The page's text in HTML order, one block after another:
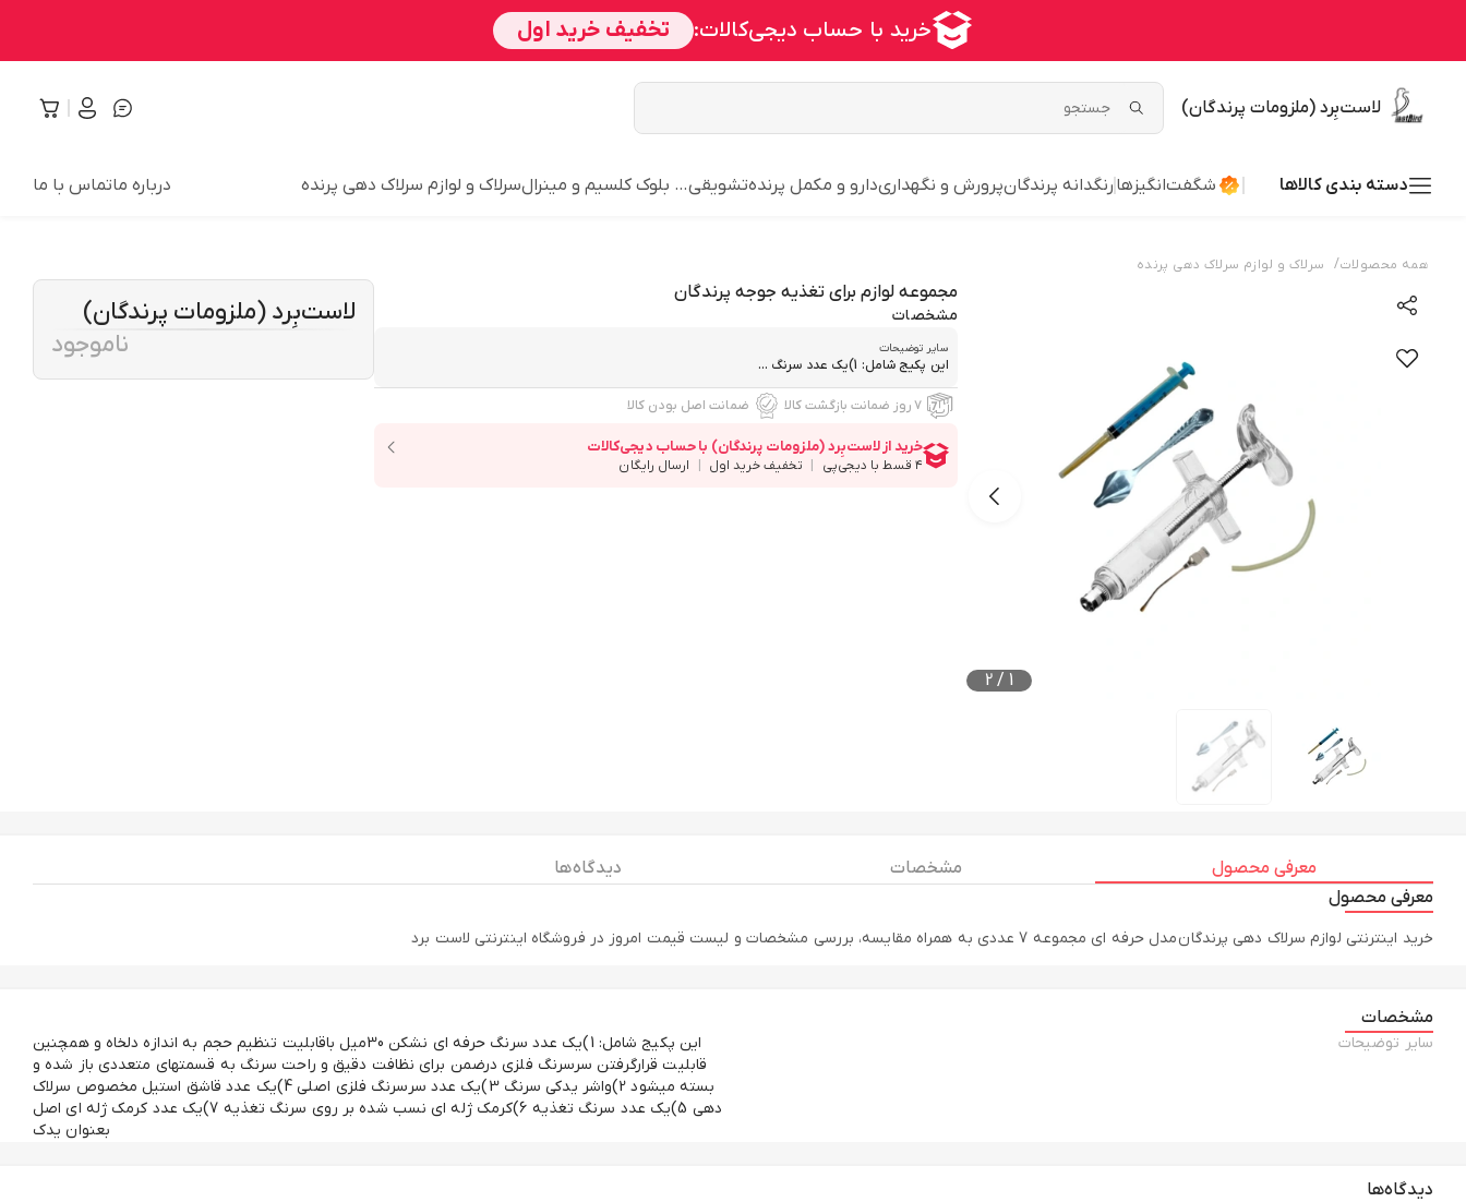
لاست‌بِرد (ملزومات پرندگان)
دسته بندی کالاها شگفت‌انگیزها رنگدانه پرندگانپرورش و نگهداریدارو و مکمل پرندهتشویقی… بلوک کلسیم و مینرالسرلاک و لوازم سرلاک دهی پرنده درباره ماتماس با ما
همه محصولات/ سرلاک و لوازم سرلاک دهی پرنده
1
/
2
مجموعه لوازم برای تغذیه جوجه پرندگان
مشخصات
سایر توضیحات
این پکیج شامل: 1)یک عدد سرنگ ...
۷ روز ضمانت بازگشت کالا ضمانت اصل بودن کالا
لاست‌بِرد (ملزومات پرندگان)
ناموجود
معرفی محصول مشخصات
دیدگاه ها
معرفی محصول
خرید اینترنتی لوازم سرلاک دهی پرندگان مدل حرفه ای مجموعه 7 عددی به همراه مقایسه، بررسی مشخصات و لیست قیمت امروز در فروشگاه اینترنتی لاست برد
مشخصات
سایر توضیحات
این پکیج شامل: 1)یک عدد سرنگ حرفه ای نشکن 30میل باقابلیت تنظیم حجم به اندازه دلخاه و همچنین
قابلیت قرارگرفتن سرسرنگ فلزی درضمن برای نظافت دقیق و راحت سرنگ به قسمتهای متعددی باز شده و
بسته میشود 2)واشر یدکی سرنگ 3)یک عدد سرسرنگ فلزی اصلی 4)یک عدد قاشق استیل مخصوص سرلاک
دهی 5)یک عدد سرنگ تغذیه 6)کرمک ژله ای نسب شده بر روی سرنگ تغذیه 7)یک عدد کرمک ژله ای اصل
بعنوان یدک
دیدگاه‌ها